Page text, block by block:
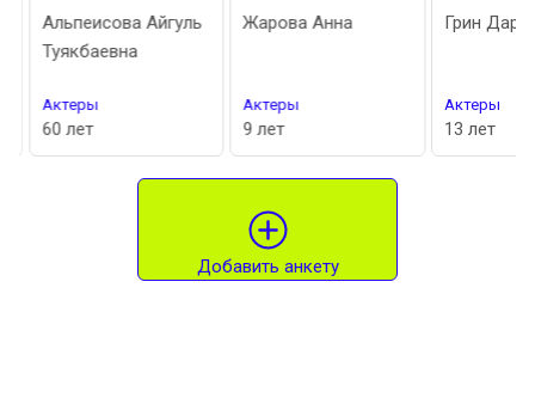
Альпеисова Айгуль
Туякбаевна
Актеры
60 лет
Жарова Анна
Актеры
9 лет
Грин
Актеры
13 лет
Добавить анкету